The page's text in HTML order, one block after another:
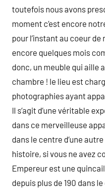
toutefois nous avons
moment c’est encore
pour l’instant au coeur
encore quelques mois
donc, un meuble qui aille
chambre ! le lieu est
photographies ayant
Il s’agit d’une véritable
dans ce merveilleuse
dans le centre d’une
histoire, si vous ne avez
Empereur est une
depuis plus de 190 dans